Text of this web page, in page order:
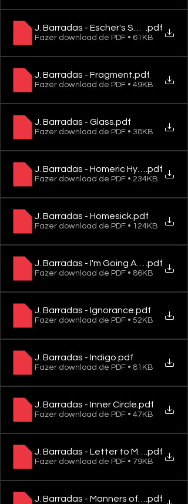
J. Barradas - Escher's Song.pdf
Fazer download de PDF • 61KB
J. Barradas - Fragment .pdf
Fazer download de PDF • 49KB
J. Barradas - Glass .pdf
Fazer download de PDF • 38KB
J. Barradas - Homeric Hymn.pdf
Fazer download de PDF • 234KB
J. Barradas - Homesick.pdf
Fazer download de PDF • 124KB
J. Barradas - I'm Going Away For A
.pdf
Fazer download de PDF • 86KB
J. Barradas - Ignorance .pdf
Fazer download de PDF • 52KB
J. Barradas - Indigo .pdf
Fazer download de PDF • 81KB
J. Barradas - Inner Circle .pdf
Fazer download de PDF • 47KB
J. Barradas - Letter to Mother's
.pdf
Fazer download de PDF • 79KB
J. Barradas - Manners of Normality
.pdf